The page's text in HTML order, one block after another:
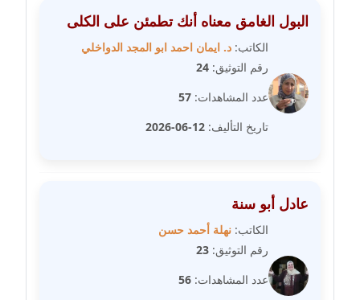
عاملة
مدونة عزة الأمير
مدونة عطا الله حسب الله
عاملة
مدونة عفاف حسين
البول الغامق معناه أنك تطمئن على الكلى
الكاتب: د. ايمان احمد ابو المجد الدواخلي
رقم التوثيق: 24
عدد المشاهدات: 57
تاريخ التأليف: 12-06-2026
عادل أبو سنة
الكاتب: نهلة أحمد حسن
رقم التوثيق: 23
عدد المشاهدات: 56